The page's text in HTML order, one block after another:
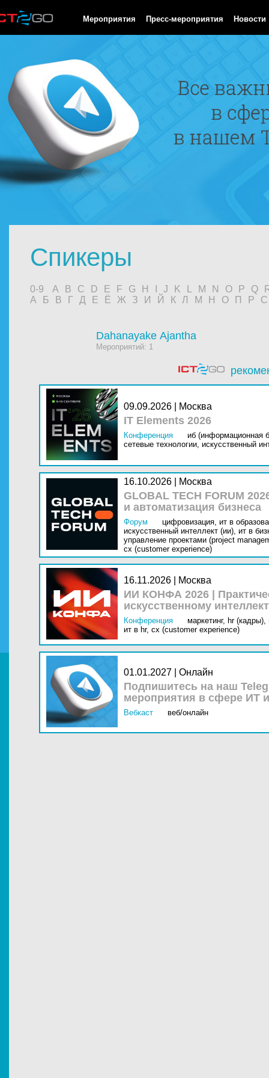
Мероприятия Пресс-мероприятия Новости
Спикеры
0-9 A B C D E F G H J K M N O P Q
А
Б В Г Д Е Ё Ж З И Й К Л М Н О П Р С
Dahanayake Ajantha
Мероприятий: 1
09.09.2026 | Москва
IT Elements 2026
Конференция
иб (информационная
сетевые технологии, искусственный
16.10.2026 | Москва
GLOBAL TECH FORUM
и автоматизация бизнеса
Форум цифровизация, ит в
искусственный интеллект (ии), ит в
управление проектами (project
cx (customer experience)
16.11.2026 | Москва
ИИ КОНФА 2026 |
искусственному
Конференция маркетинг, hr (кадры),
ит в hr, cx (customer experience)
01.01.2027 | Онлайн
Подпишитесь на наш
мероприятия в сфере ИТ
Вебкаст веб/онлайн